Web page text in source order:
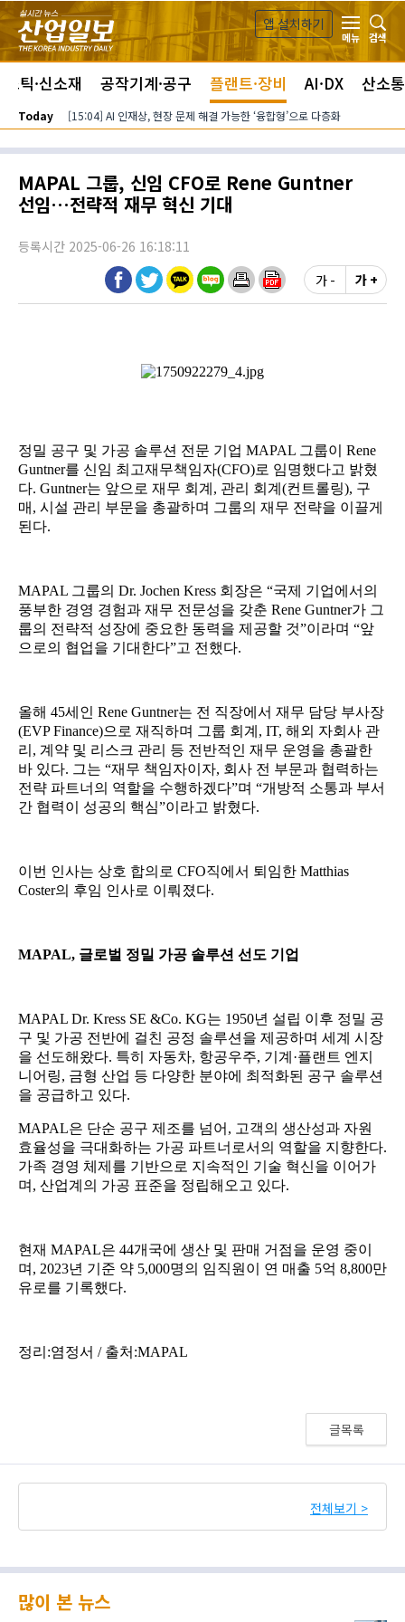
본문 바로가기
앱 설치하기
메뉴
검색
틱·신소재 공작기계·공구 플랜트·장비 AI·DX 산소통
Today [15:04] AI 인재상, 현장 문제 해결 가능한 ‘융합형’으로 다층화
MAPAL 그룹, 신임 CFO로 Rene Guntner
선임…전략적 재무 혁신 기대
등록시간 2025-06-26 16:18:11
가 -
가 +
글목록
전체보기 >
많이 본 뉴스